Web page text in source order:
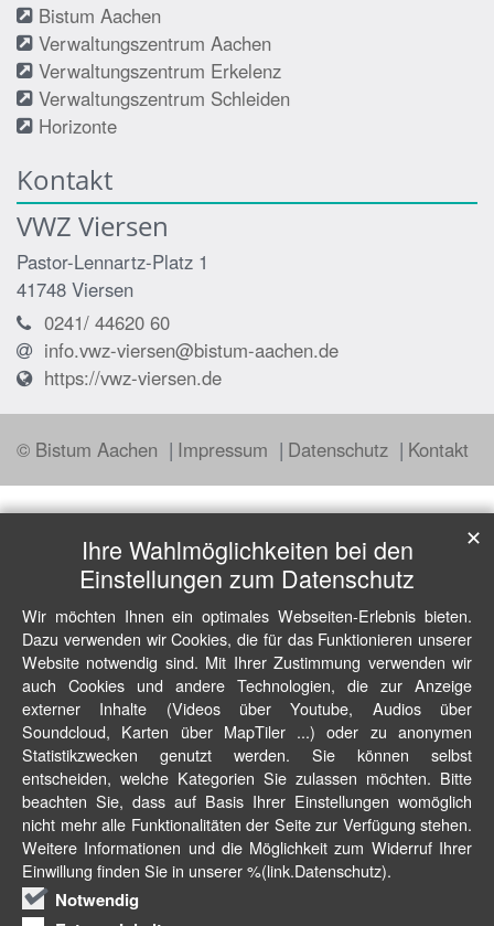
Bistum Aachen
Verwaltungszentrum Aachen
Verwaltungszentrum Erkelenz
Verwaltungszentrum Schleiden
Horizonte
Kontakt
VWZ Viersen
Pastor-Lennartz-Platz 1
41748 Viersen
0241/ 44620 60
info.vwz-viersen@bistum-aachen.de
https://vwz-viersen.de
© Bistum Aachen Impressum Datenschutz Kontakt
Ihre Wahlmöglichkeiten bei den
Einstellungen zum Datenschutz
Wir möchten Ihnen ein optimales Webseiten-Erlebnis bieten.
Dazu verwenden wir Cookies, die für das Funktionieren unserer
Website notwendig sind. Mit Ihrer Zustimmung verwenden wir
auch Cookies und andere Technologien, die zur Anzeige
externer Inhalte (Videos über Youtube, Audios über
Soundcloud, Karten über MapTiler ...) oder zu anonymen
Statistikzwecken genutzt werden. Sie können selbst
entscheiden, welche Kategorien Sie zulassen möchten. Bitte
beachten Sie, dass auf Basis Ihrer Einstellungen womöglich
nicht mehr alle Funktionalitäten der Seite zur Verfügung stehen.
Weitere Informationen und die Möglichkeit zum Widerruf Ihrer
Einwillung finden Sie in unserer %(link.Datenschutz).
Notwendig
✕